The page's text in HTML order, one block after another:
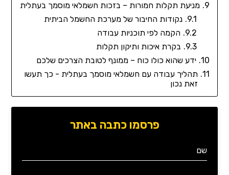
מניעת תקלות חמורות – בזכות חשמלאי מוסמך בעתלית
נקודות החיבור של מערכת החשמל הביתית
הקמה לפי תוכניות עבודה
בקרת איכות ותיקון תקלות
ידע שהוא כולו כוח – ממונף לטובת הצרכים שלכם
תהליך עבודה עם חשמלאי מוסמך בעתלית - כך תעשו
זאת נכון
פרסמו כתבה באתר